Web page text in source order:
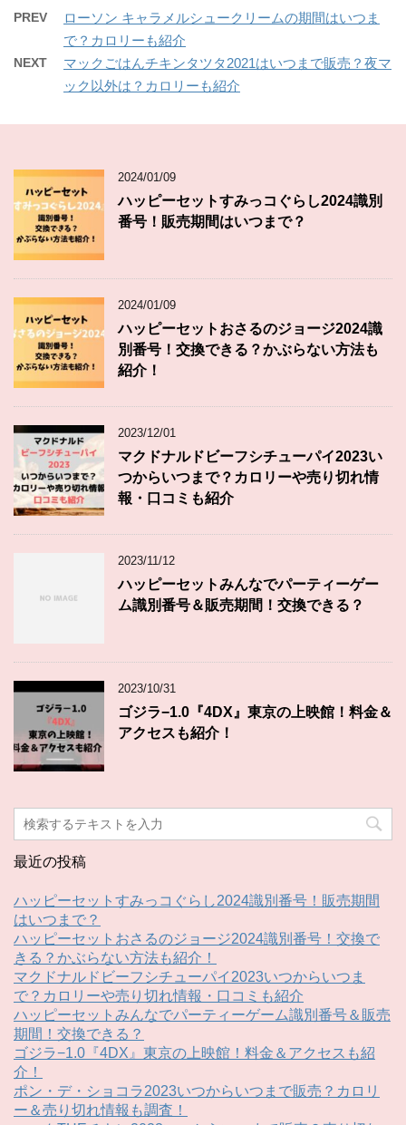
PREV
ローソン キャラメルシュークリームの期間はいつま
で？カロリーも紹介
NEXT
マックごはんチキンタツタ2021はいつまで販売？夜マ
ック以外は？カロリーも紹介
2024/01/09
ハッピーセットすみっコぐらし2024識別
番号！販売期間はいつまで？
2024/01/09
ハッピーセットおさるのジョージ2024識
別番号！交換できる？かぶらない方法も
紹介！
2023/12/01
マクドナルドビーフシチューパイ2023い
つからいつまで？カロリーや売り切れ情
報・口コミも紹介
2023/11/12
ハッピーセットみんなでパーティーゲー
ム識別番号＆販売期間！交換できる？
2023/10/31
ゴジラ−1.0『4DX』東京の上映館！料金＆
アクセスも紹介！
最近の投稿
ハッピーセットすみっコぐらし2024識別番号！販売期間
はいつまで？
ハッピーセットおさるのジョージ2024識別番号！交換で
きる？かぶらない方法も紹介！
マクドナルドビーフシチューパイ2023いつからいつま
で？カロリーや売り切れ情報・口コミも紹介
ハッピーセットみんなでパーティーゲーム識別番号＆販売
期間！交換できる？
ゴジラ−1.0『4DX』東京の上映館！料金＆アクセスも紹
介！
ポン・デ・ショコラ2023いつからいつまで販売？カロリ
ー＆売り切れ情報も調査！